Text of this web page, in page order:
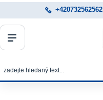
+420732562562